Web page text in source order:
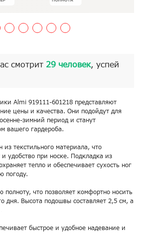
смотрит 29 человек, успей
Almi 919111-601218 представляют
цены и качества. Они подойдут для
зимний период и станут
вашего гардероба.
из текстильного материала, что
удобство при носке. Подкладка из
тепло и обеспечивает сухость ног
погоду.
что позволяет комфортно носить
дня. Высота подошвы составляет 2,5 см, а
быстрое и удобное надевание и